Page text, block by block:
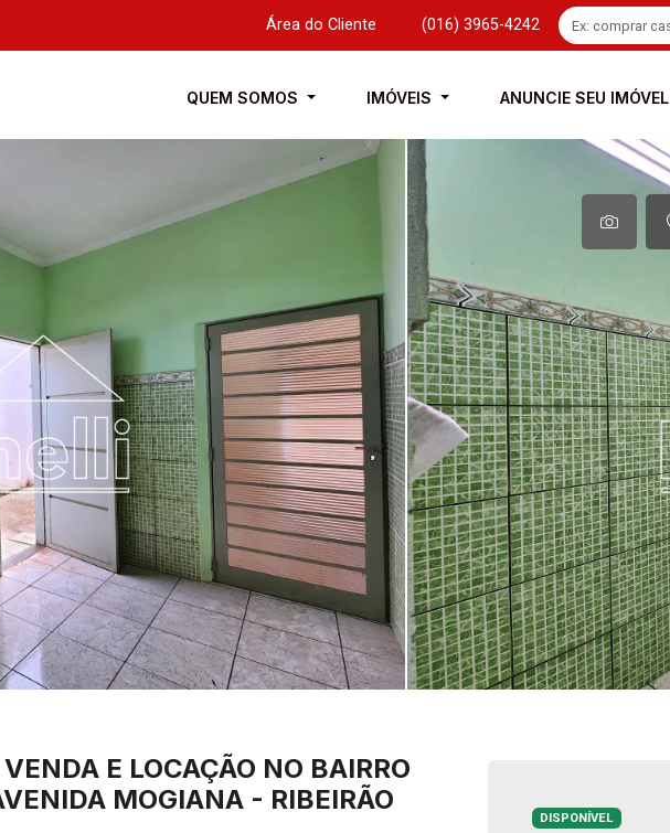
Área do Cliente (016) 3965-4242
QUEM SOMOS IMÓVEIS ANUNCIE SEU IMÓVEL
E LOCAÇÃO NO BAIRRO
MOGIANA - RIBEIRÃO
DISPONÍVEL